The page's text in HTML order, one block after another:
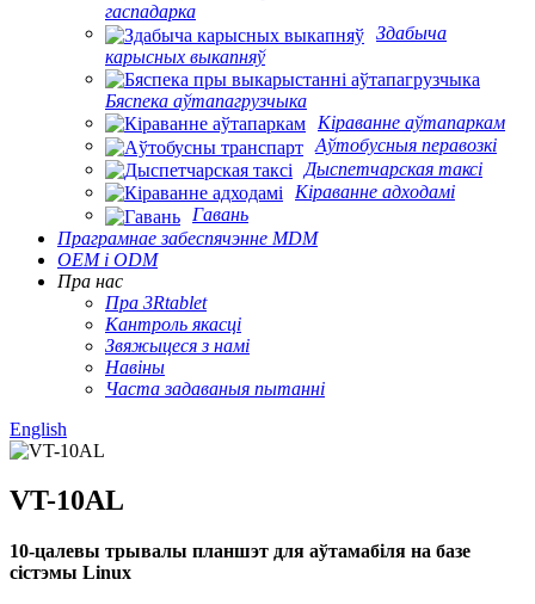
гаспадарка
Здабыча
карысных выкапняў
Бяспека аўтапагрузчыка
Кіраванне аўтапаркам
Аўтобусныя перавозкі
Дыспетчарская таксі
Кіраванне адходамі
Гавань
Праграмнае забеспячэнне MDM
OEM і ODM
Пра нас
Пра 3Rtablet
Кантроль якасці
Звяжыцеся з намі
Навіны
Часта задаваныя пытанні
English
VT-10AL
10-цалевы трывалы планшэт для аўтамабіля на базе
сістэмы Linux